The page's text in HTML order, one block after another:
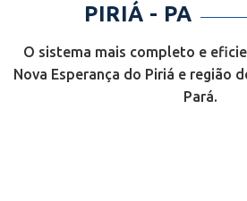
PIRIÁ - PA
O sistema mais completo e
Nova Esperança do Piriá e região
Pará.